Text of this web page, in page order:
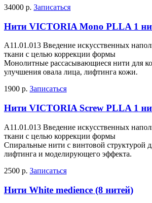
34000 р. Записаться
Нити VICTORIA Mono PLLA 1
A11.01.013 Введение искусственных
ткани с целью коррекции формы
Монолитные рассасывающиеся нити для
улучшения овала лица, лифтинга кожи.
1900 р. Записаться
Нити VICTORIA Screw PLLA 1
A11.01.013 Введение искусственных
ткани с целью коррекции формы
Спиральные нити с винтовой структурой
лифтинга и моделирующего эффекта.
2500 р. Записаться
Нити White medience (8 нитей)